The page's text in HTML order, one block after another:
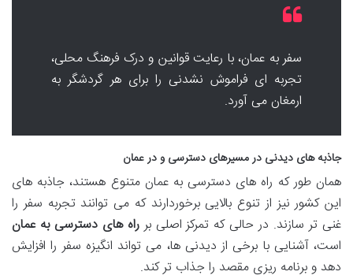
سفر به عمان، با رعایت قوانین و درک فرهنگ محلی،
تجربه ای فراموش نشدنی را برای هر گردشگر به
ارمغان می آورد.
جاذبه های دیدنی در مسیرهای دسترسی و در عمان
همان طور که راه های دسترسی به عمان متنوع هستند، جاذبه های
این کشور نیز از تنوع بالایی برخوردارند که می توانند تجربه سفر را
غنی تر سازند. در حالی که تمرکز اصلی برراه های دسترسی به عمان
است، آشنایی با برخی از دیدنی ها، می تواند انگیزه سفر را افزایش
دهد و برنامه ریزی مقصد را جذاب تر کند.